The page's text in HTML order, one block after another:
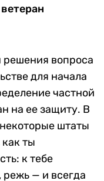
решения вопроса
для начала
частной
на ее защиту. В
штаты
ты
к тебе
режь — и всегда